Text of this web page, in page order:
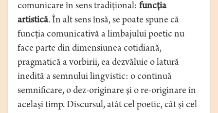
comunicare în sens tradiţional: funcţia
artistică. În alt sens însă, se poate spune că
funcţia comunicativă a limbajului poetic nu
face parte din dimensiunea cotidiană,
pragmatică a vorbirii, ea dezvăluie o latură
inedită a semnului lingvistic: o continuă
semnificare, o dez-originare şi o re-originare în
acelaşi timp. Discursul, atât cel poetic, cât şi cel